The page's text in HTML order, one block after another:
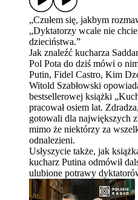
„Czułem się, jakbym
„Dyktatorzy wcale nie
dzieciństwa.”
Jak znaleźć kucharza
Pol Pota do dziś mówi o
Putin, Fidel Castro, Kim
Witold Szabłowski
bestsellerowej książki
pracował osiem lat.
gotowali dla największych
mimo że niektórzy za
odnalezieni.
Usłyszycie także, jak
kucharz Putina odmówił
ulubione potrawy